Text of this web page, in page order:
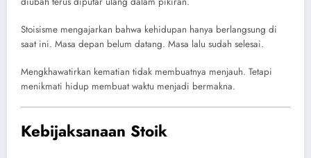
Stoisisme mengajarkan bahwa kehidupan hanya berlangsung di
saat ini. Masa depan belum datang. Masa lalu sudah selesai.
Mengkhawatirkan kematian tidak membuatnya menjauh. Tetapi
menikmati hidup membuat waktu menjadi bermakna.
Kebijaksanaan Stoik